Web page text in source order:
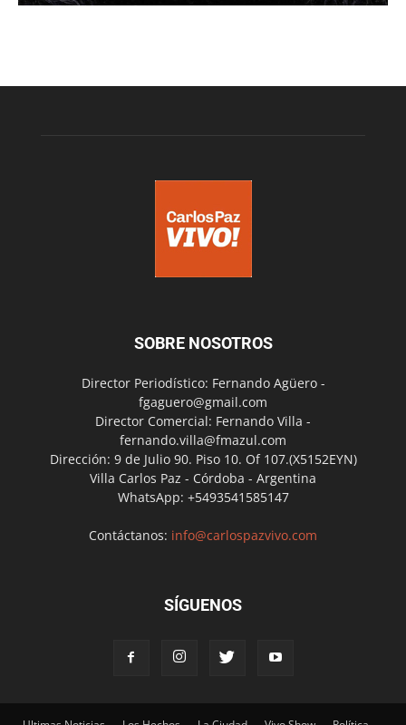
SOBRE NOSOTROS
Director Periodístico: Fernando Agüero -
fgaguero@gmail.com
Director Comercial: Fernando Villa -
fernando.villa@fmazul.com
Dirección: 9 de Julio 90. Piso 10. Of 107.(X5152EYN)
Villa Carlos Paz - Córdoba - Argentina
WhatsApp: +5493541585147
Contáctanos: info@carlospazvivo.com
SÍGUENOS